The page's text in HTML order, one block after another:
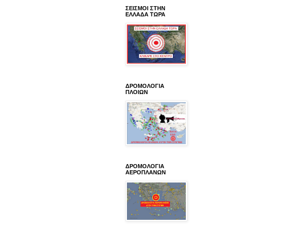
ΣΕΙΣΜΟΙ ΣΤΗΝ
ΕΛΛΑΔΑ ΤΩΡΑ
ΔΡΟΜΟΛΟΓΙΑ
ΠΛΟΙΩΝ
ΔΡΟΜΟΛΟΓΙΑ
ΑΕΡΟΠΛΑΝΩΝ